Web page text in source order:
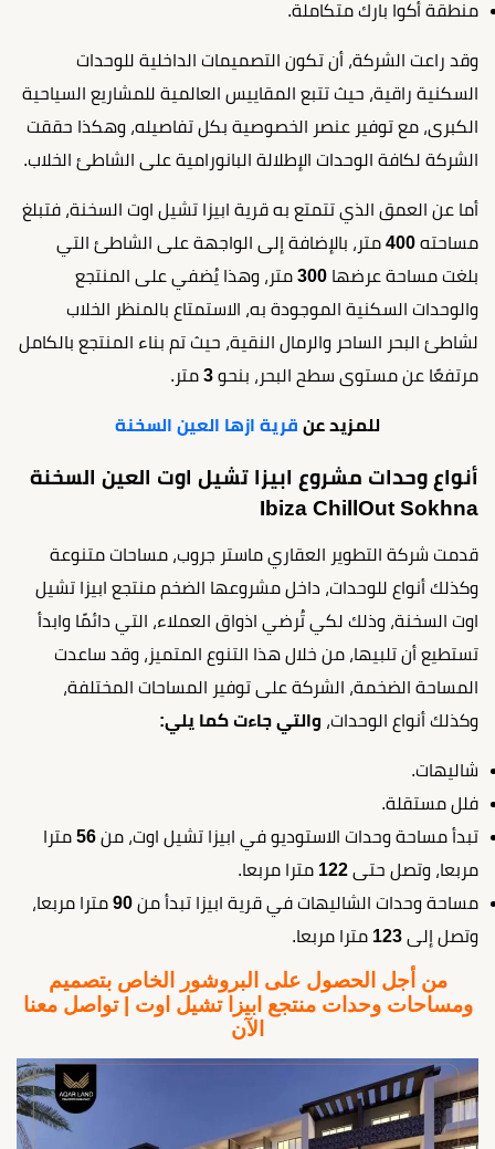
منطقة أكوا بارك متكاملة.
وقد راعت الشركة، أن تكون التصميمات الداخلية للوحدات
السكنية راقية، حيث تتبع المقاييس العالمية للمشاريع السياحية
الكبرى، مع توفير عنصر الخصوصية بكل تفاصيله، وهكذا حققت
الشركة لكافة الوحدات الإطلالة البانورامية على الشاطئ الخلاب.
أما عن العمق الذي تتمتع به قرية ابيزا تشيل اوت السخنة، فتبلغ
مساحته 400 متر، بالإضافة إلى الواجهة على الشاطئ التي
بلغت مساحة عرضها 300 متر، وهذا يُضفي على المنتجع
والوحدات السكنية الموجودة به، الاستمتاع بالمنظر الخلاب
لشاطئ البحر الساحر والرمال النقية، حيث تم بناء المنتجع بالكامل
مرتفعًا عن مستوى سطح البحر، بنحو 3 متر.
للمزيد عن قرية ازها العين السخنة
أنواع وحدات مشروع ابيزا تشيل اوت العين السخنة
Ibiza ChillOut Sokhna
قدمت شركة التطوير العقاري ماستر جروب، مساحات متنوعة
وكذلك أنواع للوحدات، داخل مشروعها الضخم منتجع ابيزا تشيل
اوت السخنة، وذلك لكي تُرضي اذواق العملاء، التي دائمًا وابدأ
تستطيع أن تلبيها، من خلال هذا التنوع المتميز، وقد ساعدت
المساحة الضخمة، الشركة على توفير المساحات المختلفة،
وكذلك أنواع الوحدات، والتي جاءت كما يلي:
شاليهات.
فلل مستقلة.
تبدأ مساحة وحدات الاستوديو في ابيزا تشيل اوت، من 56 مترا
مربعا، وتصل حتى 122 مترا مربعا.
مساحة وحدات الشاليهات في قرية ابيزا تبدأ من 90 مترا مربعا،
وتصل إلى 123 مترا مربعا.
من أجل الحصول على البروشور الخاص بتصميم
ومساحات وحدات منتجع ابيزا تشيل اوت | تواصل معنا
الآن